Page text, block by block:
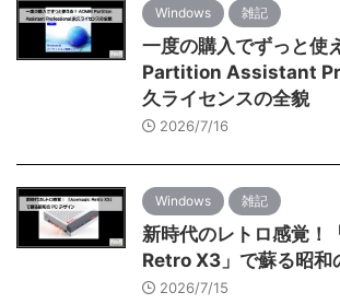
Windows 雑記
一度の購入でずっと使
Partition Assistant
久ライセンスの全貌
2026/7/16
Windows 雑記
新時代のレトロ感覚
Retro X3」で蘇る昭和
2026/7/15